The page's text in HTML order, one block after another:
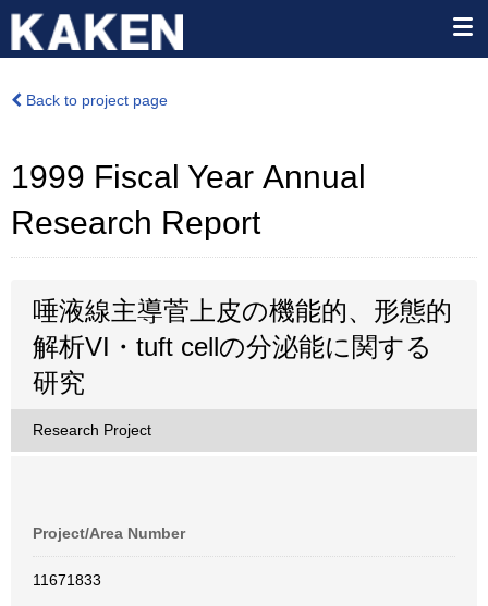
Back to project page
1999 Fiscal Year Annual
Research Report
唾液線主導菅上皮の機能的、形態的
解析VI・tuft cellの分泌能に関する
研究
Research Project
Project/Area Number
11671833